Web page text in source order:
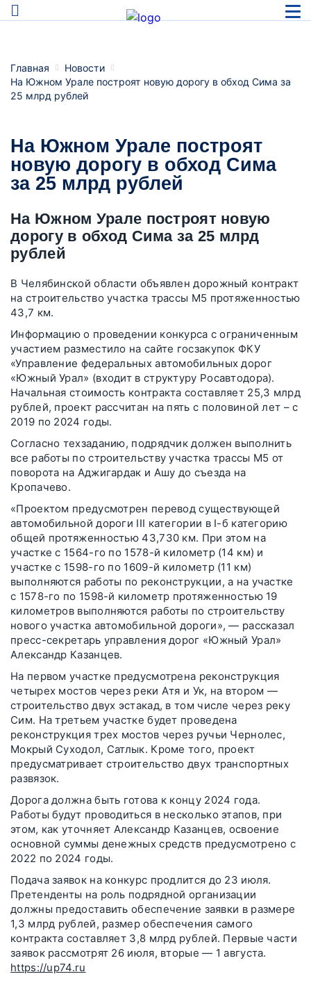
Главная
Новости
На Южном Урале построят новую дорогу в обход Сима за
25 млрд рублей
На Южном Урале построят
новую дорогу в обход Сима
за 25 млрд рублей
На Южном Урале построят новую
дорогу в обход Сима за 25 млрд
рублей
В Челябинской области объявлен дорожный контракт
на строительство участка трассы М5 протяженностью
43,7 км.
Информацию о проведении конкурса с ограниченным
участием разместило на сайте госзакупок ФКУ
«Управление федеральных автомобильных дорог
«Южный Урал» (входит в структуру Росавтодора).
Начальная стоимость контракта составляет 25,3 млрд
рублей, проект рассчитан на пять с половиной лет – с
2019 по 2024 годы.
Согласно техзаданию, подрядчик должен выполнить
все работы по строительству участка трассы М5 от
поворота на Аджигардак и Ашу до съезда на
Кропачево.
«Проектом предусмотрен перевод существующей
автомобильной дороги III категории в I-б категорию
общей протяженностью 43,730 км. При этом на
участке с 1564-го по 1578-й километр (14 км) и
участке с 1598-го по 1609-й километр (11 км)
выполняются работы по реконструкции, а на участке
с 1578-го по 1598-й километр протяженностью 19
километров выполняются работы по строительству
нового участка автомобильной дороги», — рассказал
пресс-секретарь управления дорог «Южный Урал»
Александр Казанцев.
На первом участке предусмотрена реконструкция
четырех мостов через реки Атя и Ук, на втором —
строительство двух эстакад, в том числе через реку
Сим. На третьем участке будет проведена
реконструкция трех мостов через ручьи Чернолес,
Мокрый Суходол, Сатлык. Кроме того, проект
предусматривает строительство двух транспортных
развязок.
Дорога должна быть готова к концу 2024 года.
Работы будут проводиться в несколько этапов, при
этом, как уточняет Александр Казанцев, освоение
основной суммы денежных средств предусмотрено с
2022 по 2024 годы.
Подача заявок на конкурс продлится до 23 июля.
Претенденты на роль подрядной организации
должны предоставить обеспечение заявки в размере
1,3 млрд рублей, размер обеспечения самого
контракта составляет 3,8 млрд рублей. Первые части
заявок рассмотрят 26 июля, вторые — 1 августа.
https://up74.ru